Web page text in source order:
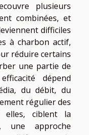
plusieurs
combinées, et
difficiles
à charbon actif,
réduire certains
une partie de
dépend
du débit, du
régulier des
elles, ciblent la
une approche